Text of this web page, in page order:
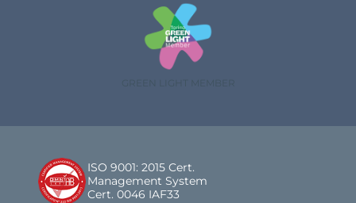
ISO 9001: 2015 Cert.
Management System
Cert. 0046 IAF33